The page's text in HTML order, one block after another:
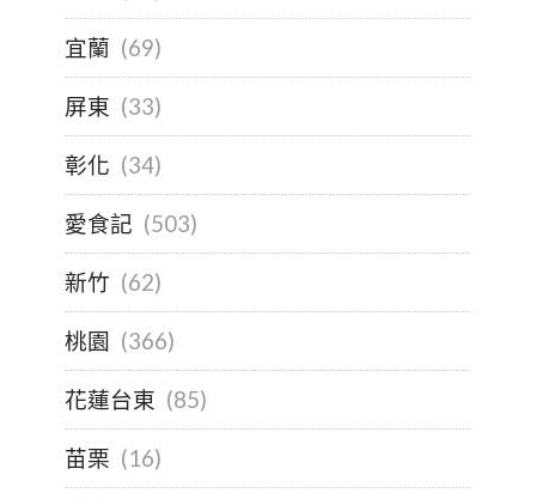
宜蘭 (69)
屏東 (33)
彰化 (34)
愛食記 (503)
新竹 (62)
桃園 (366)
花蓮台東 (85)
苗栗 (16)